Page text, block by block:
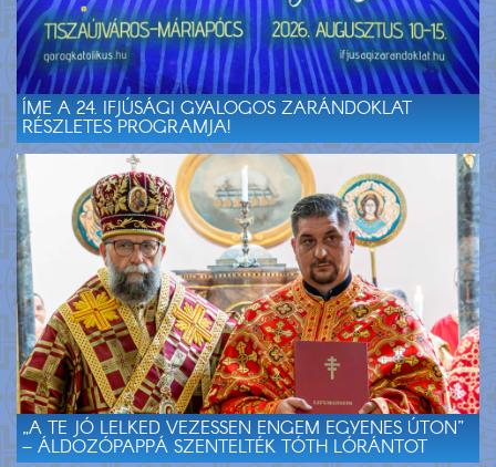
ÍME A 24. IFJÚSÁGI GYALOGOS ZARÁNDOKLAT
RÉSZLETES PROGRAMJA!
„A TE JÓ LELKED VEZESSEN ENGEM EGYENES ÚTON”
– ÁLDOZÓPAPPÁ SZENTELTÉK TÓTH LÓRÁNTOT